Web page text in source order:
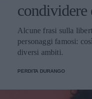
condividere
Alcune frasi sulla
personaggi famosi:
diversi ambiti.
PERDITA DURANGO